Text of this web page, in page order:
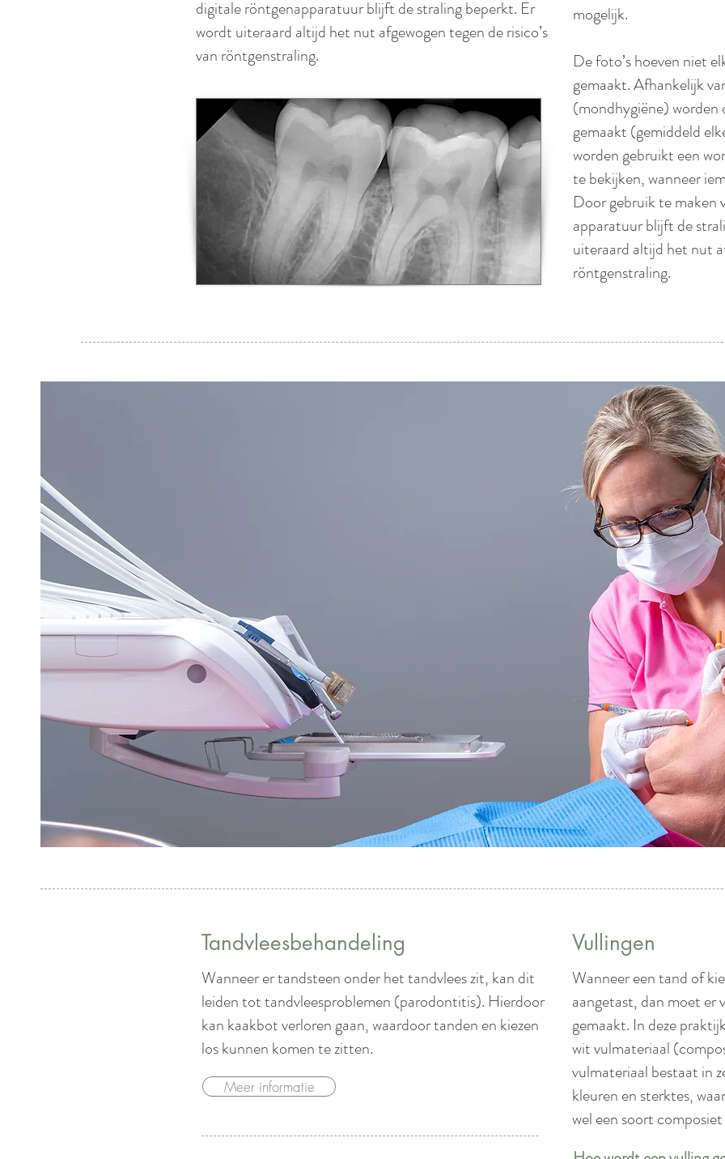
digitale röntgenapparatuur blijft de straling beperkt. Er
wordt uiteraard altijd het nut afgewogen tegen de risico’s
van röntgenstraling.
mogelijk.
De foto’s hoeven niet
gemaakt. Afhankelijk
(mondhygiëne) worden
gemaakt (gemiddeld
worden gebruikt een
te bekijken, wanneer
Door gebruik te maken
apparatuur blijft de
uiteraard altijd het nut
röntgenstraling.
Tandvleesbehandeling
Wanneer er tandsteen onder het tandvlees zit, kan dit
leiden tot tandvleesproblemen (parodontitis). Hierdoor
kan kaakbot verloren gaan, waardoor tanden en kiezen
los kunnen komen te zitten.
Meer informatie
Vullingen
Wanneer een tand of
aangetast, dan moet er
gemaakt. In deze
wit vulmateriaal
vulmateriaal bestaat in
kleuren en sterktes,
wel een soort